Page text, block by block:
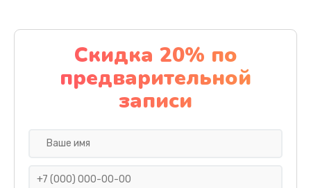
Ремонт платы электроники
1400 руб.
Заказать
Скидка 20% по
предварительной
записи